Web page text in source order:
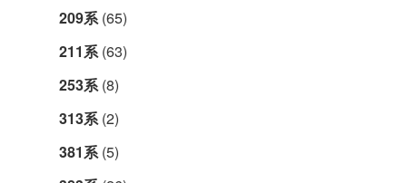
209系(65)
211系(63)
253系(8)
313系(2)
381系(5)